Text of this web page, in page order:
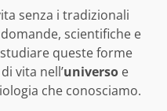
senza i tradizionali
scientifiche e
queste forme
vita nell’universo e
che conosciamo.